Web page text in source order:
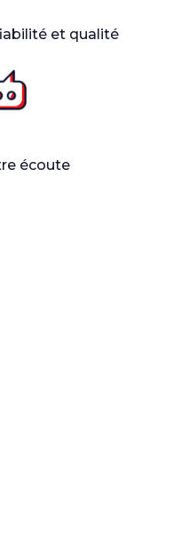
et qualité
écoute